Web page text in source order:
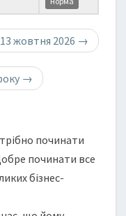
13 жовтня 2026 →
→
починати
починати все
бізнес-